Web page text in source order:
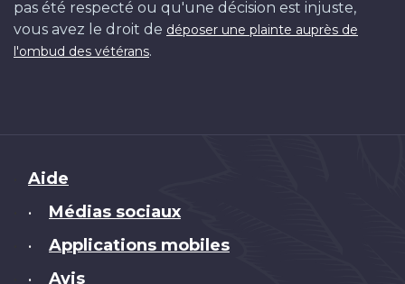
pas été respecté ou qu'une décision est injuste,
vous avez le droit de déposer une plainte auprès de
l'ombud des vétérans.
Brand
Aide
• Médias sociaux
• Applications mobiles
• Avis